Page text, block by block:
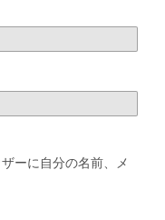
ーに自分の名前、メ